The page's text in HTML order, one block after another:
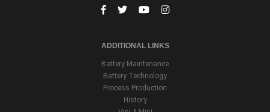
ADDITIONAL LINKS
Battery Maintenance
Battery Technology
Process Production
History